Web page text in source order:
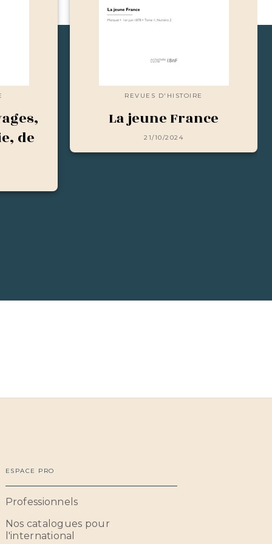
de
REVUES D'HISTOIRE
La jeune France
21/10/2024
ESPACE PRO
Professionnels
Nos catalogues pour
l'international